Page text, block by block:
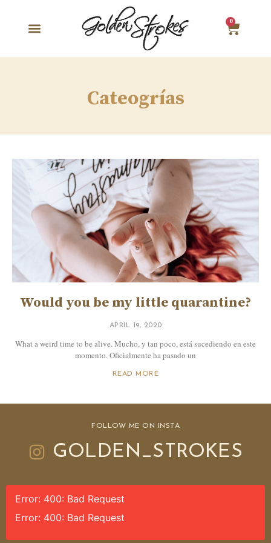
0
Cateogrías
Would you be my little quarantine?
APRIL 19, 2020
What a weird time to be alive. Mucho, y tan poco, está sucediendo en este
momento. Oficialmente ha pasado un
READ MORE
FOLLOW ME ON INSTA
GOLDEN_STROKES
Error: 400: Bad Request
Error: 400: Bad Request